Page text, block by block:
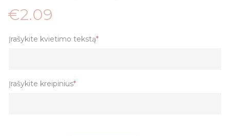
€2.09
Įrašykite kvietimo tekstą*
Įrašykite kreipinius*